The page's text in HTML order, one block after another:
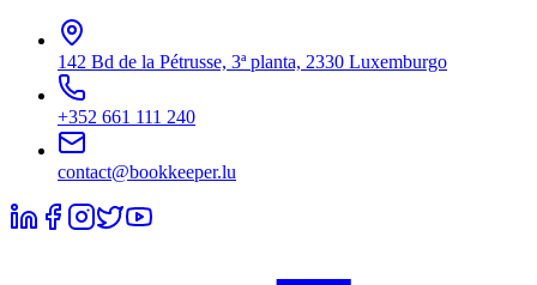
142 Bd de la Pétrusse, 3ª planta, 2330 Luxemburgo
+352 661 111 240
contact@bookkeeper.lu